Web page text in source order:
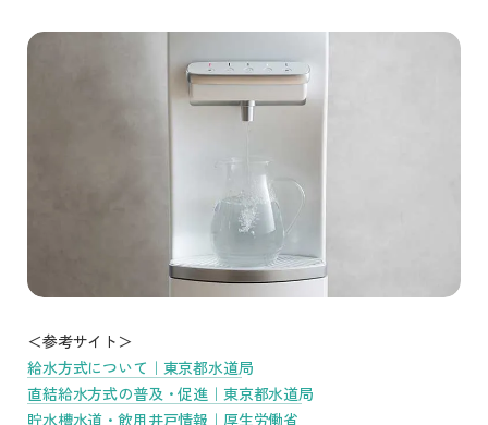
＜参考サイト＞
給水方式について｜東京都水道局
直結給水方式の普及・促進｜東京都水道局
貯水槽水道・飲用井戸情報｜厚生労働省